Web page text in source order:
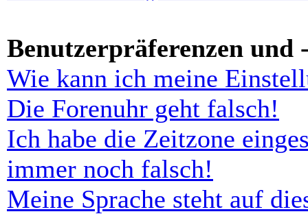
Benutzerpräferenzen und
Wie kann ich meine
Die Forenuhr geht falsch!
Ich habe die Zeitzone
immer noch falsch!
Meine Sprache steht auf